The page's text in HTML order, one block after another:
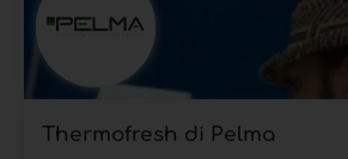
Thermofresh di Pelma